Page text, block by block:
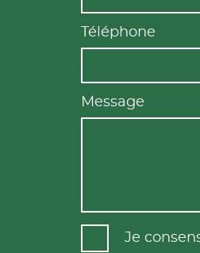
Téléphone
Message
Je